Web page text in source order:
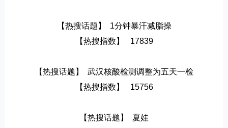
【热搜话题】  1分钟暴汗减脂操
【热搜指数】   17839
【热搜话题】  武汉核酸检测调整为五天一检
【热搜指数】   15756
【热搜话题】  夏娃